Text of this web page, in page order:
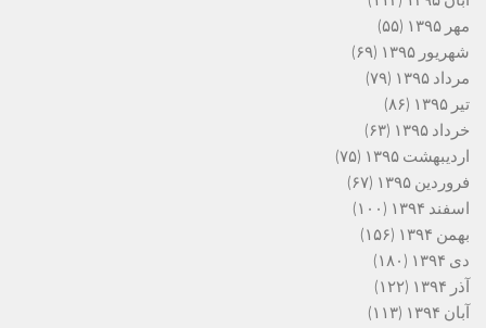
مهر ۱۳۹۵
(۵۵)
شهریور ۱۳۹۵
(۶۹)
مرداد ۱۳۹۵
(۷۹)
تیر ۱۳۹۵
(۸۶)
خرداد ۱۳۹۵
(۶۳)
اردیبهشت ۱۳۹۵
(۷۵)
فروردین ۱۳۹۵
(۶۷)
اسفند ۱۳۹۴
(۱۰۰)
بهمن ۱۳۹۴
(۱۵۶)
دی ۱۳۹۴
(۱۸۰)
آذر ۱۳۹۴
(۱۲۲)
آبان ۱۳۹۴
(۱۱۳)